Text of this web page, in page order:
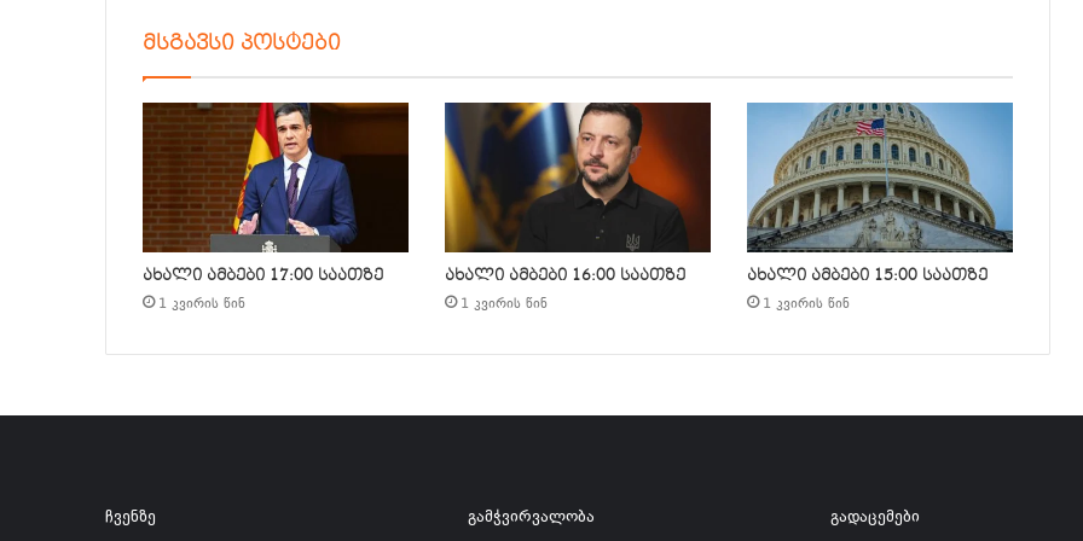
მსგავსი პოსტები
ახალი ამბები 17:00 საათზე
1 კვირის წინ
ახალი ამბები 16:00 საათზე
1 კვირის წინ
ახალი ამბები 15:00 საათზე
1 კვირის წინ
ჩვენზე გამჭვირვალობა გადაცემები